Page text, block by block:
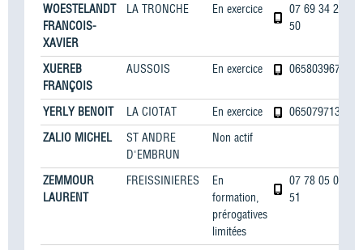
WOESTELANDT
FRANCOIS-
XAVIER
LA TRONCHE En exercice
07 69 34 20
50
XUEREB
FRANÇOIS
AUSSOIS En exercice 0658039673
YERLY BENOIT LA CIOTAT En exercice
0650797139
ZALIO MICHEL
ST ANDRE
D'EMBRUN
Non actif
ZEMMOUR
LAURENT
FREISSINIERES
En
formation,
prérogatives
limitées
07 78 05 09
51